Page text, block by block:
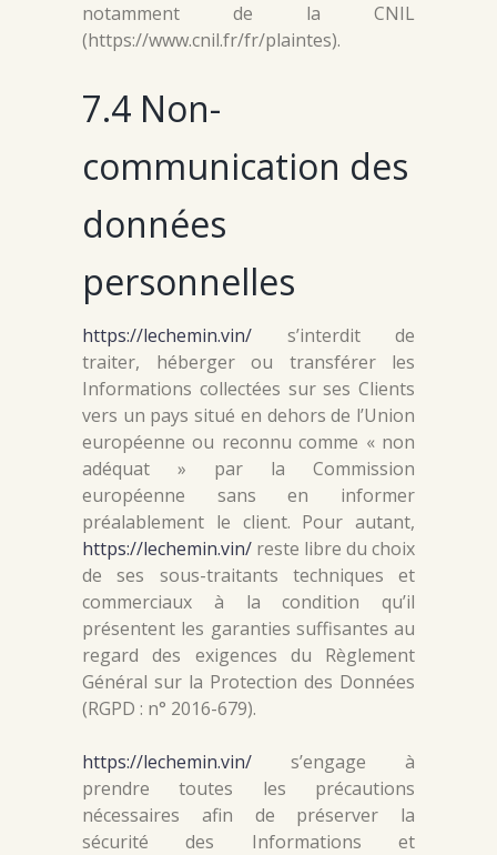
notamment de la CNIL
(https://www.cnil.fr/fr/plaintes).
7.4 Non-
communication des
données
personnelles
https://lechemin.vin/ s’interdit de
traiter, héberger ou transférer les
Informations collectées sur ses Clients
vers un pays situé en dehors de l’Union
européenne ou reconnu comme « non
adéquat » par la Commission
européenne sans en informer
préalablement le client. Pour autant,
https://lechemin.vin/ reste libre du choix
de ses sous-traitants techniques et
commerciaux à la condition qu’il
présentent les garanties suffisantes au
regard des exigences du Règlement
Général sur la Protection des Données
(RGPD : n° 2016-679).
https://lechemin.vin/ s’engage à
prendre toutes les précautions
nécessaires afin de préserver la
sécurité des Informations et